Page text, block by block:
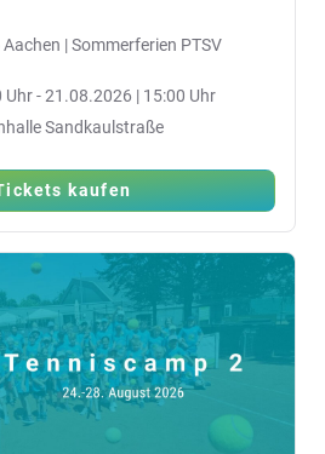
Aachen |Sommerferien PTSV
- 21.08.2026 | 15:00 Uhr
Sandkaulstraße
kaufen